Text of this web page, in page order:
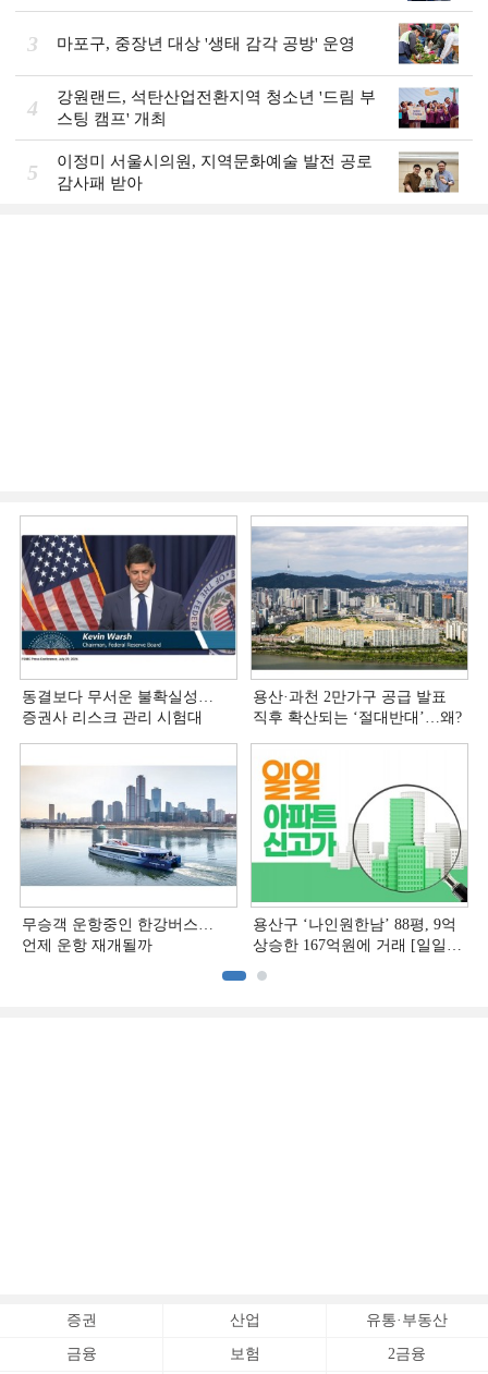
3 마포구, 중장년 대상 '생태 감각 공방' 운영
4
강원랜드, 석탄산업전환지역 청소년 '드림 부
스팅 캠프' 개최
5
이정미 서울시의원, 지역문화예술 발전 공로
감사패 받아
동결보다 무서운 불확실성…
증권사 리스크 관리 시험대
용산·과천 2만가구 공급 발표
직후 확산되는 ‘절대반대’…왜?
무승객 운항중인 한강버스…
언제 운항 재개될까
용산구 ‘나인원한남’ 88평, 9억
상승한 167억원에 거래 [일일
증권 산업 유통·부동산
금융 보험 2금융